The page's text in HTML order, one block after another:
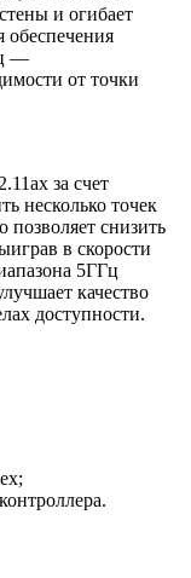
и огибает
обеспечения
—
от точки
за счет
несколько точек
позволяет снизить
в скорости
5ГГц
качество
доступности.